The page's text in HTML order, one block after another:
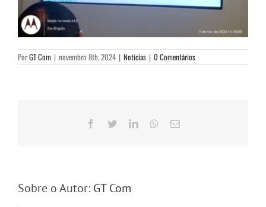
PorGT Com | novembro 8th, 2024 | Notícias | 0 Comentários
Facebook
TwitterLinkedInWhatsApp
E-
Sobre o Autor: GT Com